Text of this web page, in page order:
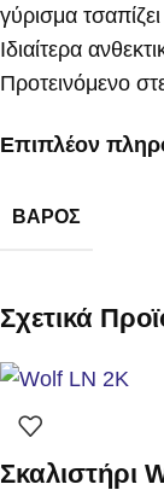
γύρισμα τσαπίζει
Ιδιαίτερα
Προτεινόμενο
Επιπλέον
ΒΆΡΟΣ
Σχετικά
Σκαλιστήρι